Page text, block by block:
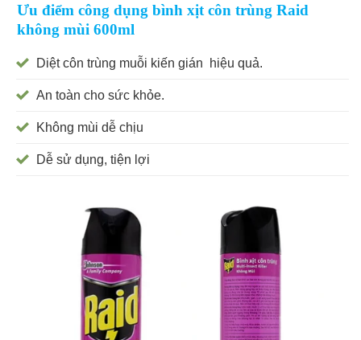
Ưu điểm công dụng bình xịt côn trùng Raid
không mùi 600ml
Diệt côn trùng muỗi kiến gián hiệu quả.
An toàn cho sức khỏe.
Không mùi dễ chịu
Dễ sử dụng, tiện lợi